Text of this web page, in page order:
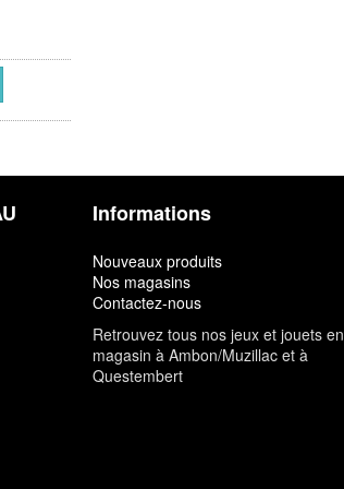
Informations
Nouveaux produits
Nos magasins
Contactez-nous
Retrouvez tous nos jeux et jouets en
magasin à Ambon/Muzillac et à
Questembert